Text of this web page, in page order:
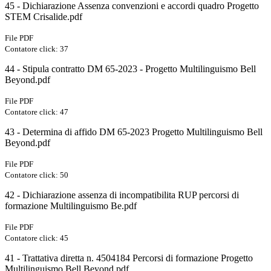
45 - Dichiarazione Assenza convenzioni e accordi quadro Progetto
STEM Crisalide.pdf
File PDF
Contatore click: 37
44 - Stipula contratto DM 65-2023 - Progetto Multilinguismo Bell
Beyond.pdf
File PDF
Contatore click: 47
43 - Determina di affido DM 65-2023 Progetto Multilinguismo Bell
Beyond.pdf
File PDF
Contatore click: 50
42 - Dichiarazione assenza di incompatibilita RUP percorsi di
formazione Multilinguismo Be.pdf
File PDF
Contatore click: 45
41 - Trattativa diretta n. 4504184 Percorsi di formazione Progetto
Multilinguismo Bell Beyond.pdf